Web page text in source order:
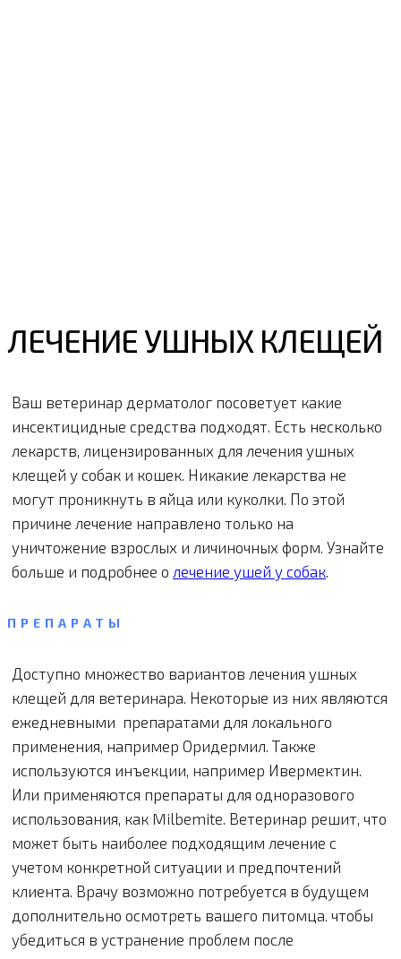
ЛЕЧЕНИЕ УШНЫХ КЛЕЩЕЙ
Ваш ветеринар дерматолог посоветует какие
инсектицидные средства подходят. Есть несколько
лекарств, лицензированных для лечения ушных
клещей у собак и кошек. Никакие лекарства не
могут проникнуть в яйца или куколки. По этой
причине лечение направлено только на
уничтожение взрослых и личиночных форм. Узнайте
больше и подробнее о лечение ушей у собак
ПРЕПАРАТЫ
Доступно множество вариантов лечения ушных
клещей для ветеринара. Некоторые из них являются
ежедневными препаратами для локального
применения, например Оридермил. Также
используются инъекции, например Ивермектин.
Или применяются препараты для одноразового
использования, как Milbemite. Ветеринар решит, что
может быть наиболее подходящим лечение с
учетом конкретной ситуации и предпочтений
клиента. Врачу возможно потребуется в будущем
дополнительно осмотреть вашего питомца. чтобы
убедиться в устранение проблем после